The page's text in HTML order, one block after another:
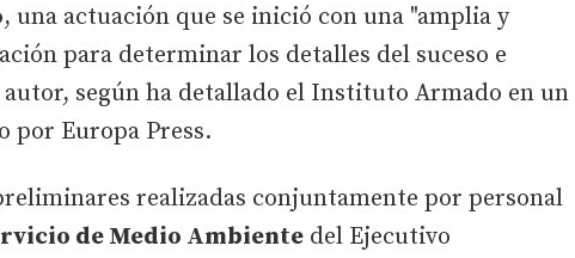
, una actuación que se inició con una "amplia y
para determinar los detalles del suceso e
según ha detallado el Instituto Armado en un
por Europa Press.
realizadas conjuntamente por personal
de Medio Ambiente del Ejecutivo